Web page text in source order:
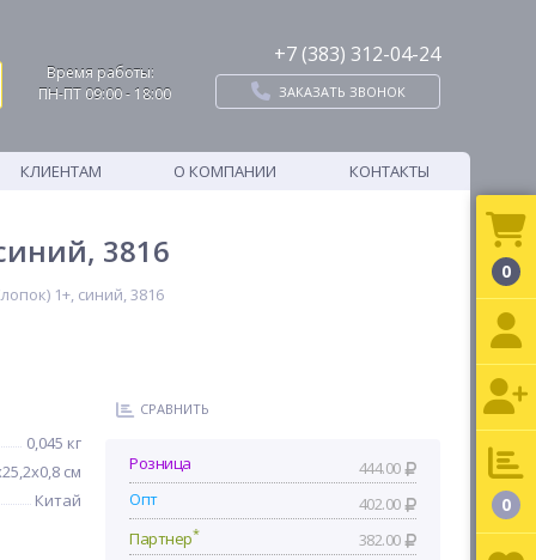
Время работы:
ПН-ПТ 09:00 - 18:00
+7 (383) 312-04-24
ЗАКАЗАТЬ ЗВОНОК
КЛИЕНТАМ О КОМПАНИИ КОНТАКТЫ
3816
1+, синий, 3816
0,045 кг
см
Китай
СРАВНИТЬ
Розница
444.00
Опт
402.00
Партнер* 382.00
0
0